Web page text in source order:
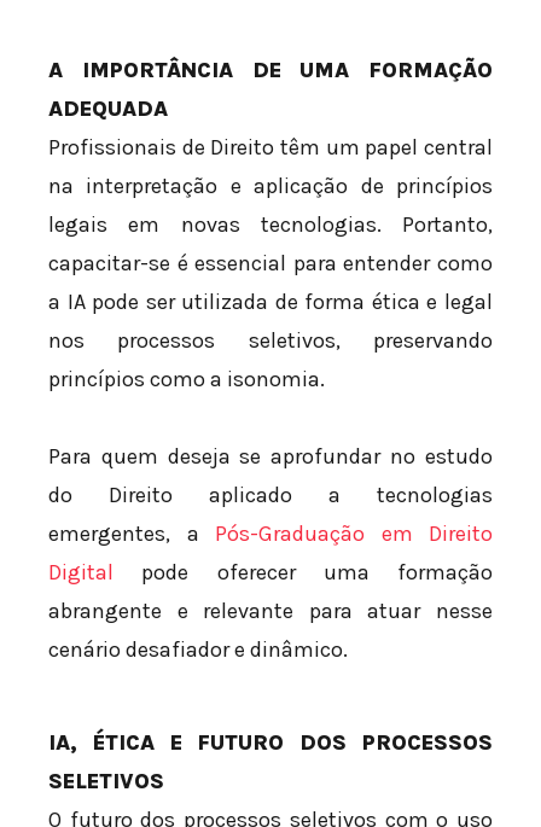
A IMPORTÂNCIA DE UMA FORMAÇÃO
ADEQUADA
Profissionais de Direito têm um papel central
na interpretação e aplicação de princípios
legais em novas tecnologias. Portanto,
capacitar-se é essencial para entender como
a IA pode ser utilizada de forma ética e legal
nos processos seletivos, preservando
princípios como a isonomia.
Para quem deseja se aprofundar no estudo
do Direito aplicado a tecnologias
emergentes, a Pós-Graduação em Direito
Digital pode oferecer uma formação
abrangente e relevante para atuar nesse
cenário desafiador e dinâmico.
IA, ÉTICA E FUTURO DOS PROCESSOS
SELETIVOS
O futuro dos processos seletivos com o uso